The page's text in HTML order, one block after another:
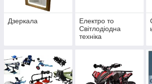
Дзеркала
Електро то
Світлодіодна
техніка